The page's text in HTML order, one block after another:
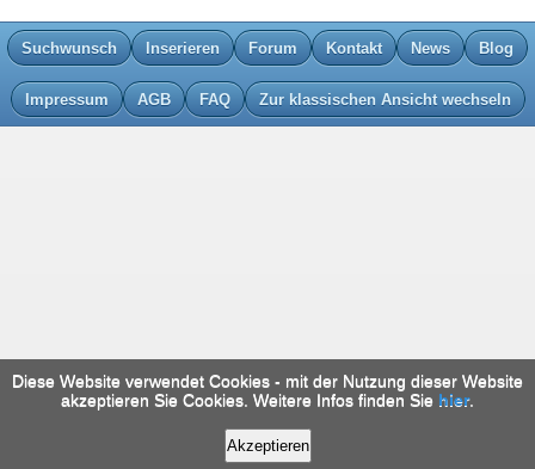
Suchwunsch Inserieren Forum Kontakt News Blog
Impressum AGB FAQ Zur klassischen Ansicht wechseln
Diese Website verwendet Cookies - mit der Nutzung dieser Website
akzeptieren Sie Cookies. Weitere Infos finden Sie hier.